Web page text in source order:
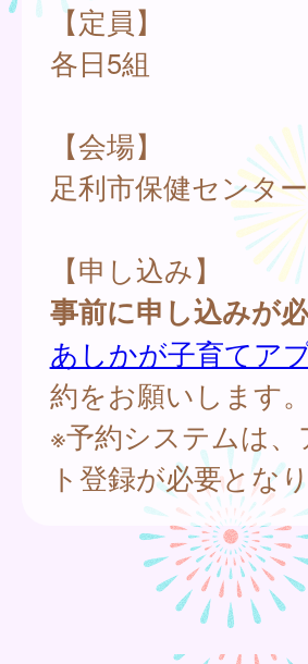
【定員】
各日5組
【会場】
足利市保健センター
【申し込み】
事前に申し込みが
あしかが子育てア
約をお願いします。
※予約システムは
ト登録が必要とな